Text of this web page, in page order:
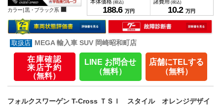
カラー | 黒・ブラック系
本体価格 (税込)
188.6 万円
諸費用 (税込)
10.2 万円
MEGA 輸入車 SUV 岡崎昭和町店
在庫確認
来店予約
（無料）
LINE お問合せ
（無料）
店舗にTELする
（無料）
フォルクスワーゲン T-Cross ＴＳＩ スタイル オレンジデザイ